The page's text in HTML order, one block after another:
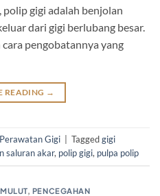
polip gigi adalah benjolan
dari gigi berlubang besar.
pengobatannya yang
READING →
Perawatan Gigi Taggedgigi
saluran akar, polip gigi, pulpa polip
, PENCEGAHAN